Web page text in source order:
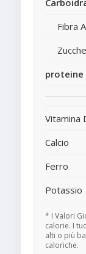
Fibra
proteine
Vitamina
Calcio
Ferro
Potassio
* I Valori
calorie. I
alti o più
caloriche.